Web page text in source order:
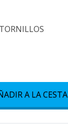
A LA CESTA